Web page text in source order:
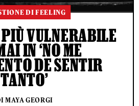
DI FEELING
VULNERABILE
IN ‘NO ME
DE SENTIR
TANTO’
MAYA GEORGI